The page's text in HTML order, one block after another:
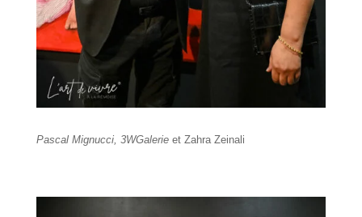
Pascal Mignucci, 3WGalerieet Zahra Zeinali